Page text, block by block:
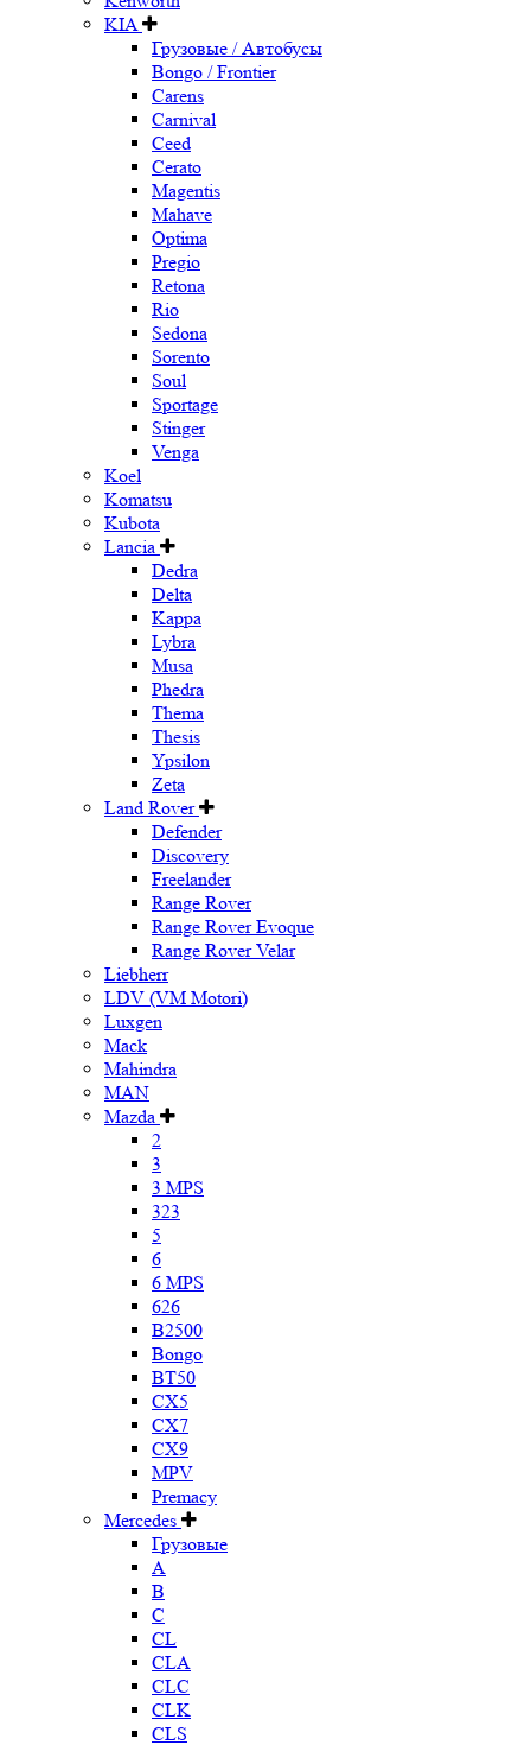
KIA
Грузовые / Автобусы
Bongo / Frontier
Carens
Carnival
Ceed
Cerato
Magentis
Mahave
Optima
Pregio
Retona
Rio
Sedona
Sorento
Soul
Sportage
Stinger
Venga
Koel
Komatsu
Kubota
Lancia
Dedra
Delta
Kappa
Lybra
Musa
Phedra
Thema
Thesis
Ypsilon
Zeta
Land Rover
Defender
Discovery
Freelander
Range Rover
Range Rover Evoque
Range Rover Velar
Liebherr
LDV (VM Motori)
Luxgen
Mack
Mahindra
MAN
Mazda
2
3
3 MPS
323
5
6
6 MPS
626
B2500
Bongo
BT50
CX5
CX7
CX9
MPV
Premacy
Mercedes
Грузовые
A
B
C
CL
CLA
CLC
CLK
CLS